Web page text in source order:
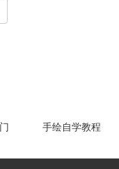
手绘自学教程